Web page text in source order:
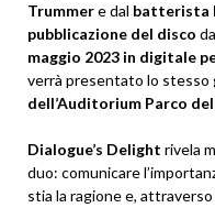
Trummere dal batterista
pubblicazione del disco
maggio 2023 in digitale
verrà presentato lo stesso
dell’Auditorium Parco
Dialogue’s Delight rivela
duo: comunicare
stia la ragione e,